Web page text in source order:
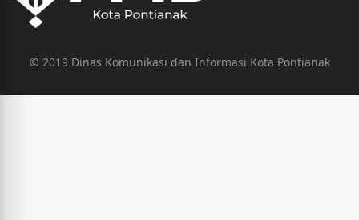
© 2019 Dinas Komunikasi dan Informasi Kota Pontianak